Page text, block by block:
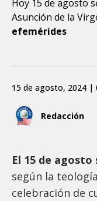
Hoy 15 de agosto
Asunción de la
efemérides
Redacción
15 de agosto, 2024 |
El 15 de
según la
celebración de